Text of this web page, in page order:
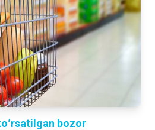
bozor